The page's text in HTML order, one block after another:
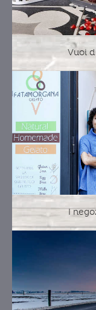
Vuoi
I